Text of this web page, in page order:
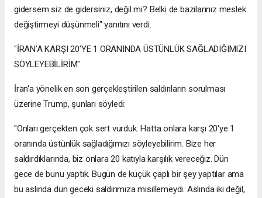
gidersem siz de gidersiniz, değil mi? Belki de bazılarınız meslek
değiştirmeyi düşünmeli" yanıtını verdi.
"İRAN'A KARŞI 20'YE 1 ORANINDA ÜSTÜNLÜK SAĞLADIĞIMIZI
SÖYLEYEBİLİRİM"
İran'a yönelik en son gerçekleştirilen saldırıların sorulması
üzerine Trump, şunları söyledi:
"Onları gerçekten çok sert vurduk. Hatta onlara karşı 20'ye 1
oranında üstünlük sağladığımızı söyleyebilirim. Bize her
saldırdıklarında, biz onlara 20 katıyla karşılık vereceğiz. Dün
gece de bunu yaptık. Bugün de küçük çaplı bir şey yaptılar ama
bu aslında dün geceki saldırımıza misillemeydi. Aslında iki değil,